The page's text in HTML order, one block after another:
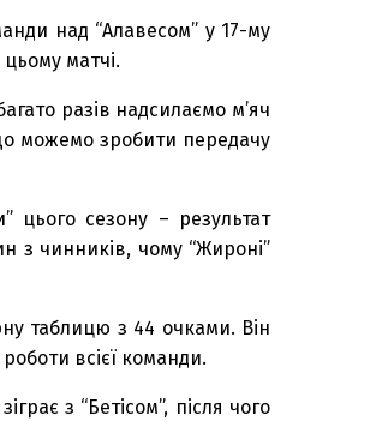
над “Алавесом” у 17-му
матчі.
разів надсилаємо м’яч
можемо зробити передачу
сезону – результат
з чинників, чому “Жироні”
таблицю з 44 очками. Він
всієї команди.
з “Бетісом”, після чого